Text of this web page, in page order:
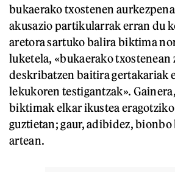
bukaerako txostenen
akusazio partikularrak erran du
aretora sartuko balira biktima
luketela, «bukaerako txostenean
deskribatzen baitira gertakariak
lekukoren testigantzak».
biktimak elkar ikustea
guztietan; gaur, adibidez,
artean.